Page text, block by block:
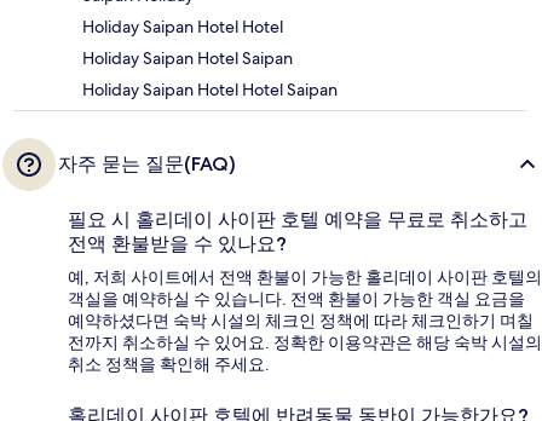
Holiday Saipan Hotel Hotel
Holiday Saipan Hotel Saipan
Holiday Saipan Hotel Hotel Saipan
자주 묻는 질문(FAQ)
필요 시 홀리데이 사이판 호텔 예약을 무료로 취소하고
전액 환불받을 수 있나요?
예, 저희 사이트에서 전액 환불이 가능한 홀리데이 사이판 호텔의
객실을 예약하실 수 있습니다. 전액 환불이 가능한 객실 요금을
예약하셨다면 숙박 시설의 체크인 정책에 따라 체크인하기 며칠
전까지 취소하실 수 있어요. 정확한 이용약관은 해당 숙박 시설의
취소 정책을 확인해 주세요.
홀리데이 사이판 호텔에 반려동물 동반이 가능한가요?